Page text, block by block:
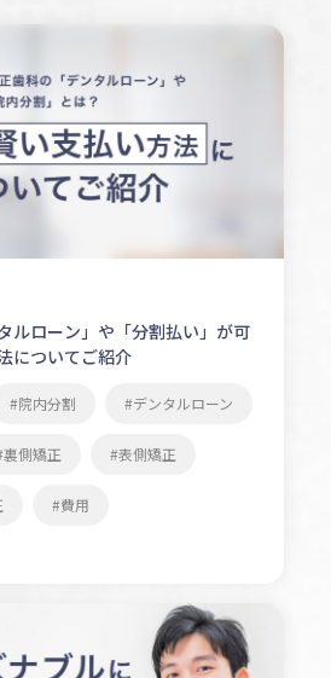
ルローン」や「分割払い」が可
についてご紹介
院内分割 デンタルローン
裏側矯正 表側矯正
費用